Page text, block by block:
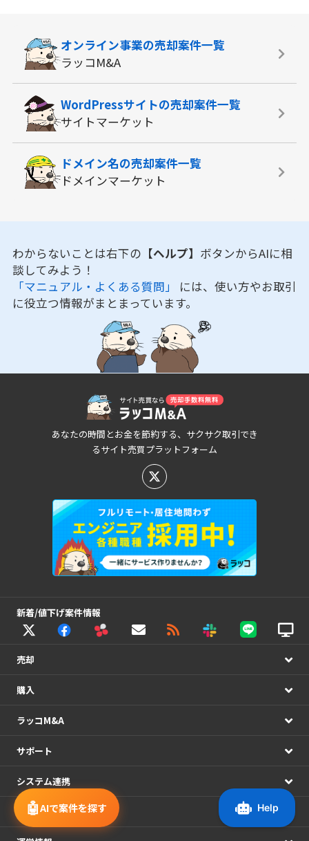
🤖AIで案件を探す
オンライン事業の売却案件一覧
ラッコM&A
WordPressサイトの売却案件一覧
サイトマーケット
ドメイン名の売却案件一覧
ドメインマーケット
わからないことは右下の 【ヘルプ】 ボタンからAIに相
談してみよう！
「マニュアル・よくある質問」 には、使い方やお取引
に役立つ情報がまとまっています。
あなたの時間とお金を節約する、サクサク取引でき
るサイト売買プラットフォーム
新着/値下げ案件情報
売却
購入
ラッコM&A
サポート
システム連携
アカウント